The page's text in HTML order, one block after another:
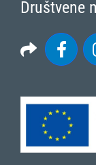
Društvene